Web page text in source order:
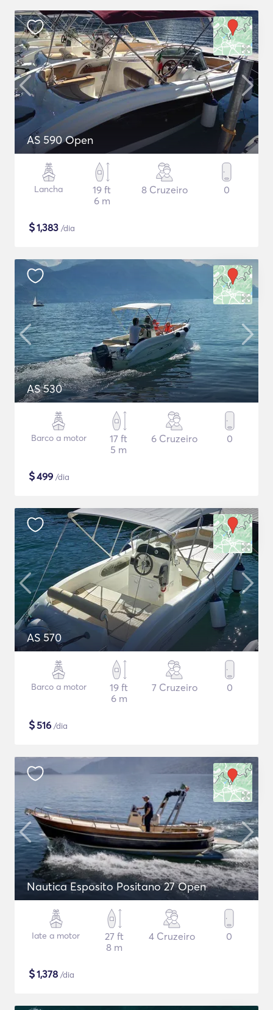
AS 590 Open
Lancha
19 ft
6 m
8 Cruzeiro 0
$1,383 /dia
AS 530
Barco a motor
17 ft
5 m
6 Cruzeiro 0
$499 /dia
AS 570
Barco a motor
19 ft
6 m
7 Cruzeiro 0
$516 /dia
Nautica Esposito Positano 27 Open
Iate a motor
27 ft
8 m
4 Cruzeiro 0
$1,378 /dia